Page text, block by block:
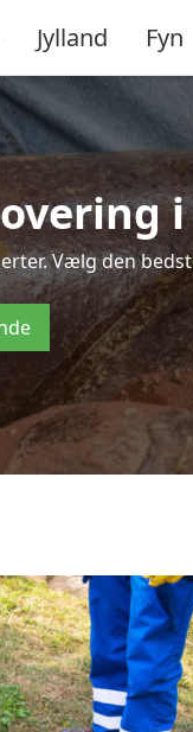
Jylland Fyn
Vælg den